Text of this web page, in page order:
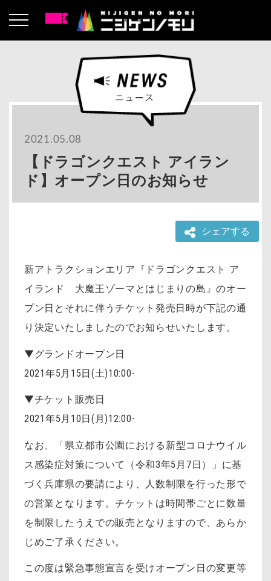
2021.05.08
【ドラゴンクエスト アイラン
ド】オープン日のお知らせ
シェアする
新アトラクションエリア『ドラゴンクエスト ア
イランド 大魔王ゾーマとはじまりの島』のオー
プン日とそれに伴うチケット発売日時が下記の通
り決定いたしましたのでお知らせいたします。
▼グランドオープン日
2021年5月15日(土)10:00-
▼チケット販売日
2021年5月10日(月)12:00-
なお、「県立都市公園における新型コロナウイル
ス感染症対策について（令和3年5月7日）
」に基
づく兵庫県の要請により、 人数制限を行った形で
の営業となります。チケットは時間帯ごとに数量
を制限したうえでの販売となりますので、あらか
じめご了承ください。
この度は緊急事態宣言を受けオープン日の変更等